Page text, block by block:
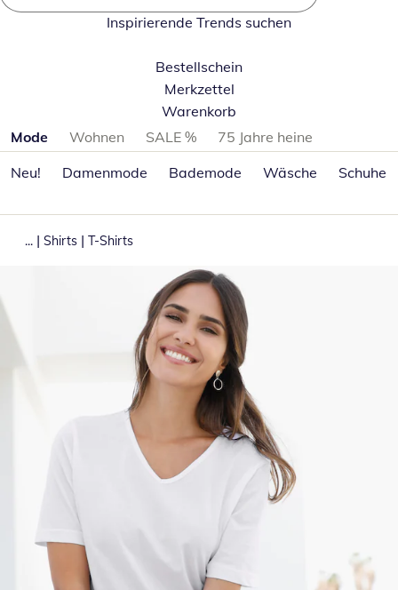
Inspirierende Trends suchen
Bestellschein
Merkzettel
Warenkorb
Produktkategorien überspringen
Mode Wohnen SALE %
75 Jahre heine
Neu!
Damenmode Bademode Wäsche Schuhe
... | Shirts | T-Shirts